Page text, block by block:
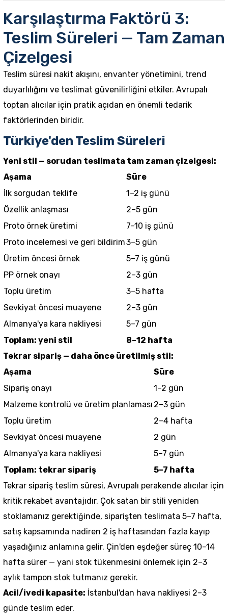
Karşılaştırma Faktörü 3:
Teslim Süreleri — Tam Zaman
Çizelgesi
Teslim süresi nakit akışını, envanter yönetimini, trend
duyarlılığını ve teslimat güvenilirliğini etkiler. Avrupalı
toptan alıcılar için pratik açıdan en önemli tedarik
faktörlerinden biridir.
Türkiye'den Teslim Süreleri
Yeni stil — sorudan teslimata tam zaman çizelgesi:
Aşama
Süre
İlk sorgudan teklife
1–2 iş günü
Özellik anlaşması
2–5 gün
Proto örnek üretimi
7–10 iş günü
Proto incelemesi ve geri bildirim3–5 gün
Üretim öncesi örnek
5–7 iş günü
PP örnek onayı
2–3 gün
Toplu üretim
3–5 hafta
Sevkiyat öncesi muayene
2–3 gün
Almanya'ya kara nakliyesi
5–7 gün
Toplam: yeni stil
8–12 hafta
Tekrar sipariş — daha önce üretilmiş stil:
Aşama
Süre
Sipariş onayı
1–2 gün
Malzeme kontrolü ve üretim planlaması 2–3 gün
Toplu üretim
2–4 hafta
Sevkiyat öncesi muayene
2 gün
Almanya'ya kara nakliyesi
5–7 gün
Toplam: tekrar sipariş
5–7 hafta
Tekrar sipariş teslim süresi, Avrupalı perakende alıcılar için
kritik rekabet avantajıdır. Çok satan bir stili yeniden
stoklamanız gerektiğinde, siparişten teslimata 5–7 hafta,
satış kapsamında nadiren 2 iş haftasından fazla kayıp
yaşadığınız anlamına gelir. Çin'den eşdeğer süreç 10–14
hafta sürer — yani stok tükenmesini önlemek için 2–3
aylık tampon stok tutmanız gerekir.
Acil/ivedi kapasite: İstanbul'dan hava nakliyesi 2–3
günde teslim eder.